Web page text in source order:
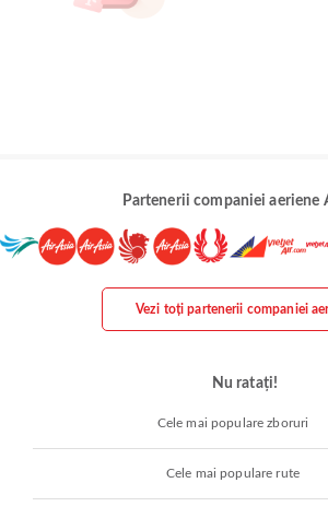
Partenerii companiei aeriene
Vezi toți partenerii companiei
Nu ratați!
Cele mai populare zboruri
Cele mai populare rute